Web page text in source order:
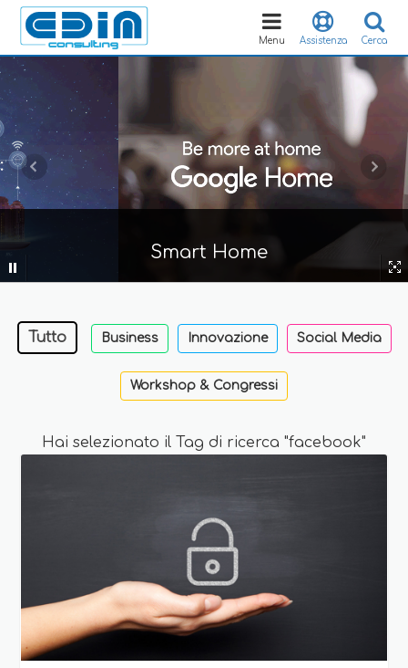
Cerca
Assistenza
Toggle
navigation
Menu
Smart Home
Tutto Business Innovazione Social Media
Workshop & Congressi
Hai selezionato il Tag di ricerca "facebook"